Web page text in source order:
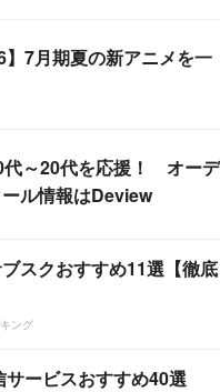
】7月期夏の新アニメを一
代～20代を応援！ オーデ
ル情報はDeview
スクおすすめ11選【徹底
ング
ービスおすすめ40選